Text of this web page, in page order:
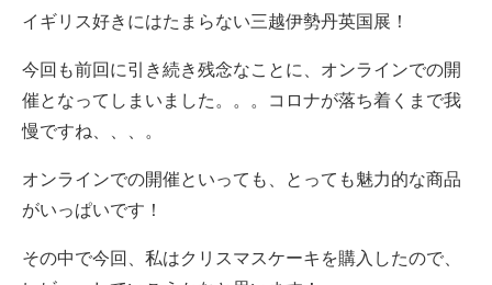
イギリス好きにはたまらない三越伊勢丹英国展！
今回も前回に引き続き残念なことに、オンラインでの開
催となってしまいました。。。コロナが落ち着くまで我
慢ですね、、、。
オンラインでの開催といっても、とっても魅力的な商品
がいっぱいです！
その中で今回、私はクリスマスケーキを購入したので、